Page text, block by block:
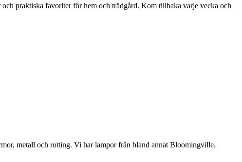
praktiska favoriter för hem och trädgård. Kom tillbaka varje vecka och
metall och rotting. Vi har lampor från bland annat Bloomingville,